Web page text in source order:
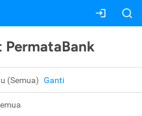
(Semua) Ganti